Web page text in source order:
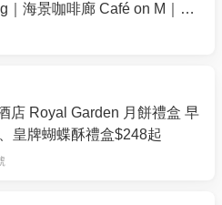
產力促進局作為合辦機
的「AI及數碼轉型專
行的「全民 AI 培訓」政
海景咖啡廊 Café on M｜
店 Royal Garden 月餅禮盒 早
皇牌蝴蝶酥禮盒$248起